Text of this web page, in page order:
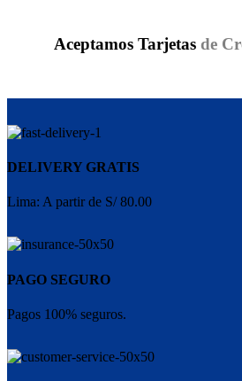
Aceptamos Tarjetas de
DELIVERY GRATIS
Lima: A partir de S/ 80.00
PAGO SEGURO
Pagos 100% seguros.